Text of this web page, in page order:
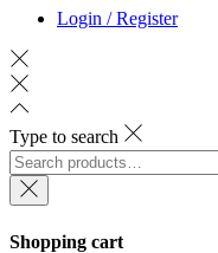
Login / Register
Type to search
Search
for:>
Shopping cart